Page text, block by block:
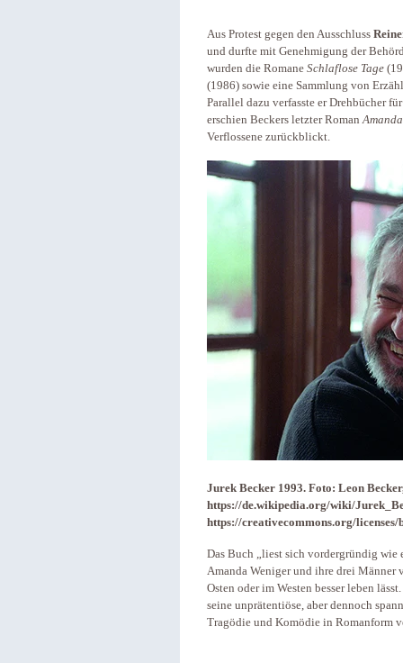
Aus Protest gegen den Ausschluss
und durfte mit Genehmigung der
wurden die Romane Schlaflose Tage
(1986) sowie eine Sammlung von
Parallel dazu verfasste er Drehbücher
erschien Beckers letzter Roman
Verflossene zurückblickt.
Jurek Becker 1993. Foto: Leon
https://de.wikipedia.org/wiki/
https://creativecommons.org/licenses/
Das Buch „liest sich vordergründig
Amanda Weniger und ihre drei Männer
Osten oder im Westen besser leben
seine unprätentiöse, aber dennoch
Tragödie und Komödie in Romanform